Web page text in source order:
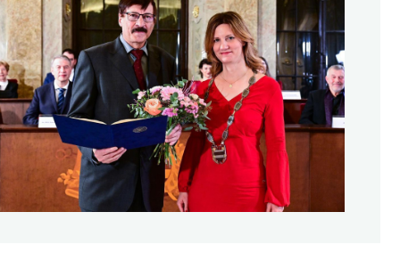
OSOBY
MÉDIA
KONFERENCE A SOUTĚŽE
KONTAKT